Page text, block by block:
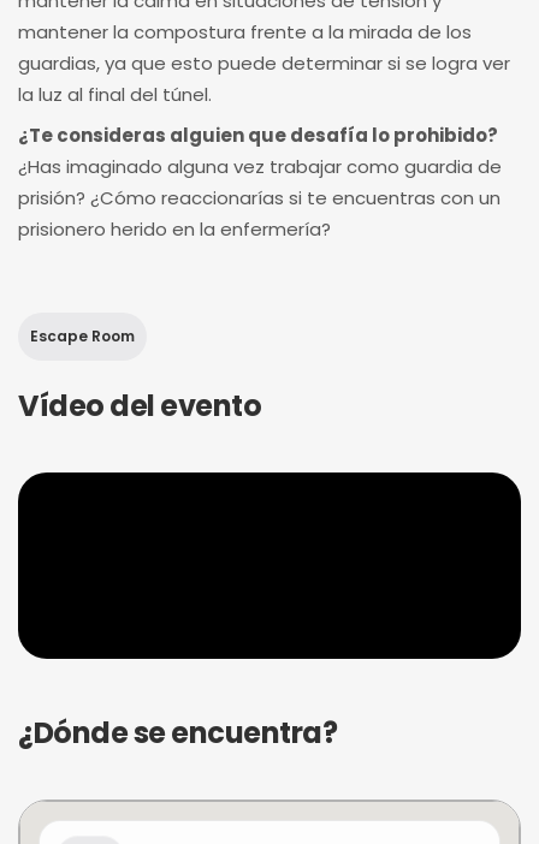
mantener la compostura frente a la mirada de los
guardias, ya que esto puede determinar si se logra ver
la luz al final del túnel.
¿Te consideras alguien que desafía lo prohibido?
¿Has imaginado alguna vez trabajar como guardia de
prisión? ¿Cómo reaccionarías si te encuentras con un
prisionero herido en la enfermería?
Escape Room
Vídeo del evento
¿Dónde se encuentra?